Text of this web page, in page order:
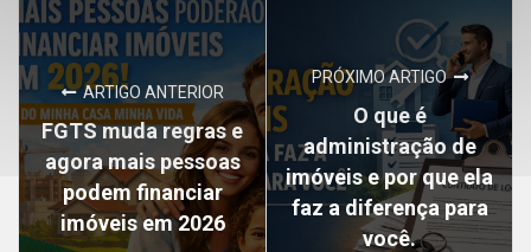
ARTIGO ANTERIOR
FGTS muda regras e
agora mais pessoas
podem financiar
imóveis em 2026
PRÓXIMO ARTIGO
O que é
administração de
imóveis e por que ela
faz a diferença para
você.